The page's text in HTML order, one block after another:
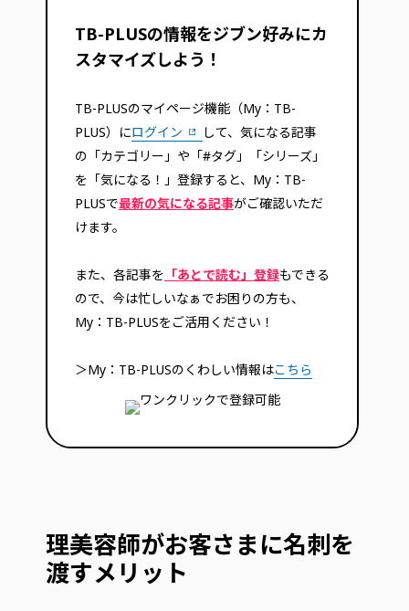
TB-PLUSの情報をジブン好みにカ
スタマイズしよう！
TB-PLUSのマイページ機能（My：TB-
PLUS）にログイン
して、気になる記事
の「カテゴリー」や「#タグ」「シリーズ」
を「気になる！」登録すると、My：TB-
PLUSで最新の気になる記事がご確認いただ
けます。
また、各記事を 「あとで読む」登録もできる
ので、今は忙しいなぁでお困りの方も、
My：TB-PLUSをご活用ください！
＞My：TB-PLUSのくわしい情報はこちら
理美容師がお客さまに名刺を
渡すメリット